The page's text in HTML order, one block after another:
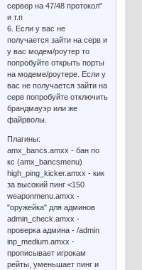
сервер на 47/48 протокол"
и т.п
6. Если у вас не
получается зайти на серв и
у вас модем/роутер то
попробуйте открыть порты
на модеме/роутере. Если у
вас не получается зайти на
серв попробуйте отключить
брандмауэр или же
файрволы.
Плагины:
amx_bancs.amxx - бан по
кс (amx_bancsmenu)
high_ping_kicker.amxx - кик
за высокий пинг <150
weaponmenu.amxx -
"оружейка" для админов
admin_check.amxx -
проверка админа - /admin
inp_medium.amxx -
прописывает игрокам
рейты, уменьшает пинг и